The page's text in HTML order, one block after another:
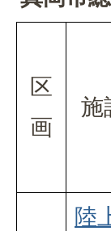
区
画
施
陸